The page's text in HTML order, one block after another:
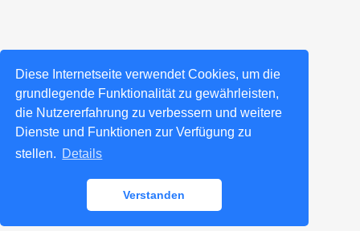
Diese Internetseite verwendet Cookies, um die
grundlegende Funktionalität zu gewährleisten,
die Nutzererfahrung zu verbessern und weitere
Dienste und Funktionen zur Verfügung zu
stellen. Details
Verstanden